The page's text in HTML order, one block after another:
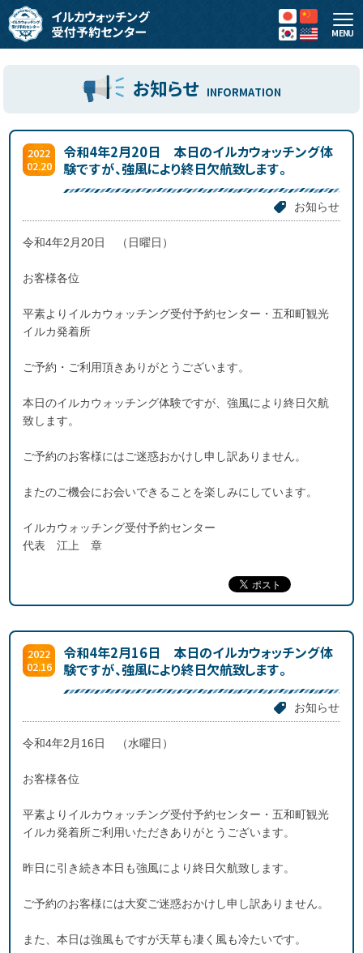
MENU
お知らせ INFORMATION
2022
02.20
令和4年2月20日 本日のイルカウォッチング体
験ですが、強風により終日欠航致します。
お知らせ
令和4年2月20日 （日曜日）
お客様各位
平素よりイルカウォッチング受付予約センター・五和町観光
イルカ発着所
ご予約・ご利用頂きありがとうございます。
本日のイルカウォッチング体験ですが、強風により終日欠航
致します。
ご予約のお客様にはご迷惑おかけし申し訳ありません。
またのご機会にお会いできることを楽しみにしています。
イルカウォッチング受付予約センター
代表 江上 章
2022
02.16
令和4年2月16日 本日のイルカウォッチング体
験ですが、強風により終日欠航致します。
お知らせ
令和4年2月16日 （水曜日）
お客様各位
平素よりイルカウォッチング受付予約センター・五和町観光
イルカ発着所ご利用いただきありがとうございます。
昨日に引き続き本日も強風により終日欠航致します。
ご予約のお客様には大変ご迷惑おかけし申し訳ありません。
また、本日は強風もですが天草も凄く風も冷たいです。